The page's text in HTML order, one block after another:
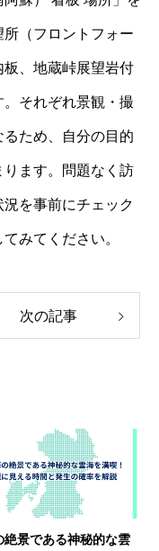
（フロントフォー
、地蔵峠展望岩付
それぞれ景観・撮
ため、自分の目的
ます。問題なく訪
を事前にチェック
みてください。
次の記事
絶景である神秘的な雲